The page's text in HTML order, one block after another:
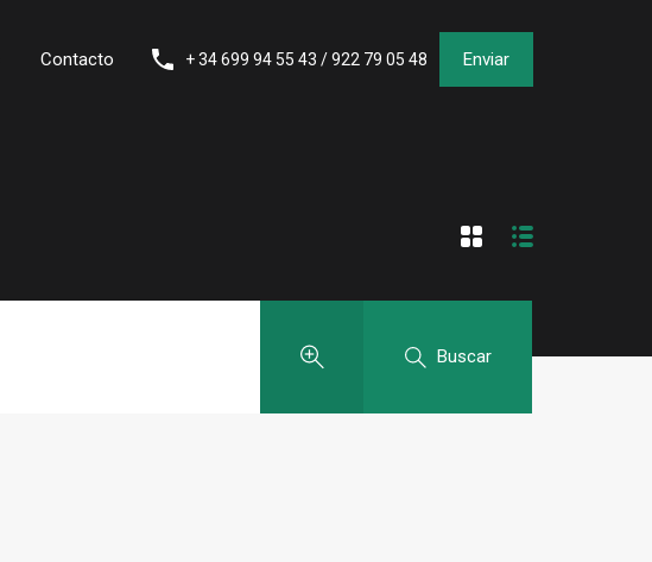
Contacto + 34 699 94 55 43 / 922 79 05 48 Enviar
Buscar